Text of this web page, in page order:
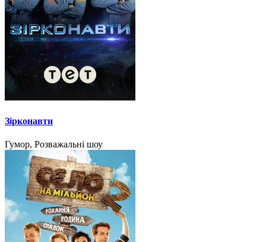
Зірконавти
Гумор, Розважальні шоу